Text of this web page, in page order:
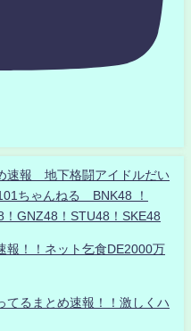
速報 地下格闘アイドルだい
ちゃんねる BNK48 ！
GNZ48！STU48！SKE48
報！！ネット乞食DE2000万
てるまとめ速報！！激しくハ